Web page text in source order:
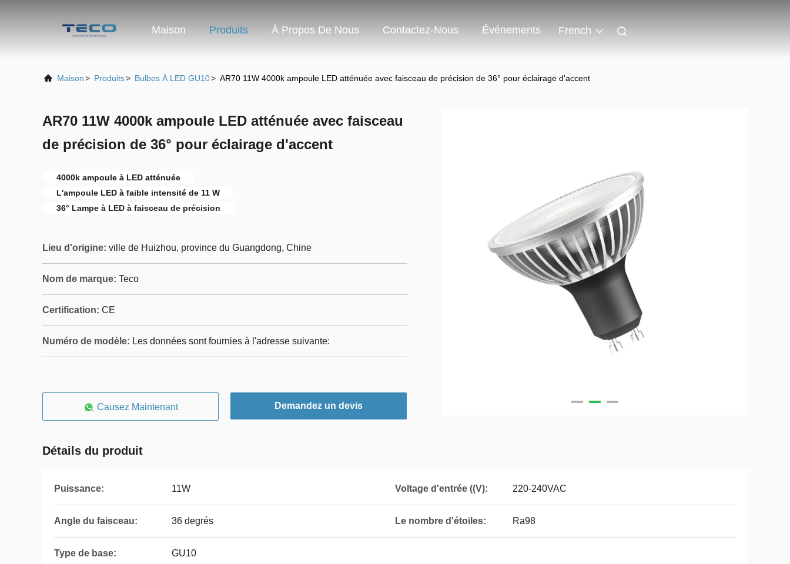
Maison Produits À Propos De Nous Contactez-Nous Événements French
Maison> Produits> Bulbes À LED GU10> AR70 11W 4000k ampoule LED atténuée avec faisceau de précision de 36° pour éclairage d'accent
AR70 11W 4000k ampoule LED atténuée avec faisceau
de précision de 36° pour éclairage d'accent
4000k ampoule à LED atténuée
L'ampoule LED à faible intensité de 11 W
36° Lampe à LED à faisceau de précision
Lieu d'origine: ville de Huizhou, province du Guangdong, Chine
Nom de marque: Teco
Certification: CE
Numéro de modèle: Les données sont fournies à l'adresse suivante:
Causez Maintenant Demandez un devis
Détails du produit
Puissance: 11W Voltage d'entrée ((V): 220-240VAC
Angle du faisceau: 36 degrés Le nombre d'étoiles: Ra98
Type de base: GU10